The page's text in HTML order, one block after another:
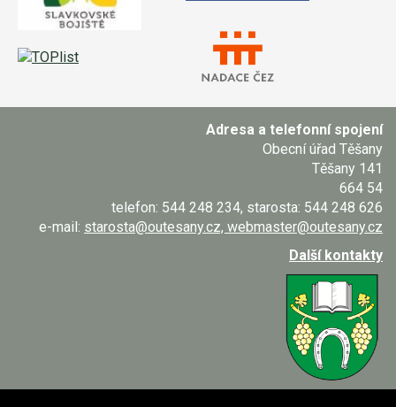
Adresa a telefonní spojení
Obecní úřad Těšany
Těšany 141
664 54
telefon: 544 248 234, starosta: 544 248 626
e-mail: starosta@outesany.cz, webmaster@outesany.cz
Další kontakty